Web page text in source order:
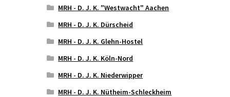
MRH - D. J. K. "Westwacht" Aachen
MRH - D. J. K. Dürscheid
MRH - D. J. K. Glehn-Hostel
MRH - D. J. K. Köln-Nord
MRH - D. J. K. Niederwipper
MRH - D. J. K. Nütheim-Schleckheim